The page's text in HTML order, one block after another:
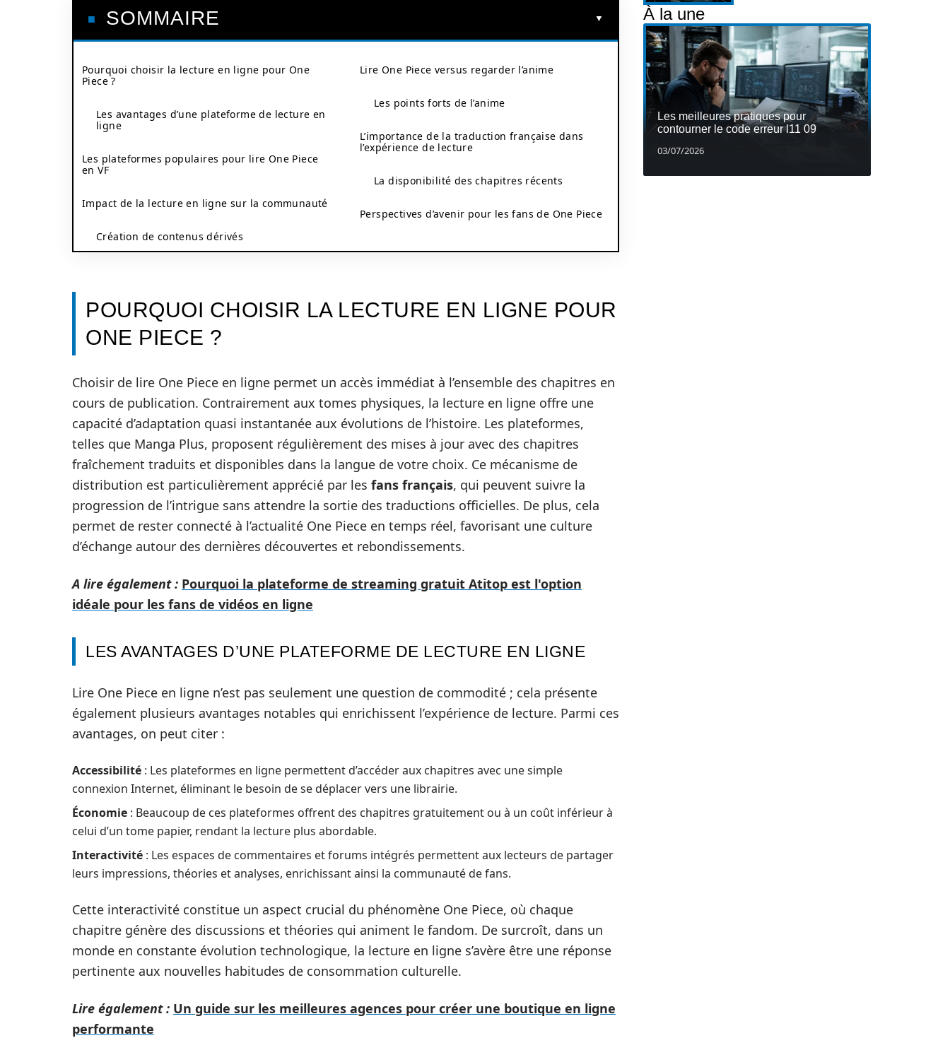
SOMMAIRE
Pourquoi choisir la lecture en ligne pour One
Piece ?
Les avantages d’une plateforme de lecture en
ligne
Les plateformes populaires pour lire One Piece
en VF
Impact de la lecture en ligne sur la communauté
Création de contenus dérivés
Lire One Piece versus regarder l’anime
Les points forts de l’anime
L’importance de la traduction française dans
l’expérience de lecture
La disponibilité des chapitres récents
Perspectives d’avenir pour les fans de One Piece
POURQUOI CHOISIR LA LECTURE EN LIGNE POUR
ONE PIECE ?
Choisir de lire One Piece en ligne permet un accès immédiat à l’ensemble des chapitres en
cours de publication. Contrairement aux tomes physiques, la lecture en ligne offre une
capacité d’adaptation quasi instantanée aux évolutions de l’histoire. Les plateformes,
telles que Manga Plus, proposent régulièrement des mises à jour avec des chapitres
fraîchement traduits et disponibles dans la langue de votre choix. Ce mécanisme de
distribution est particulièrement apprécié par les fans français, qui peuvent suivre la
progression de l’intrigue sans attendre la sortie des traductions officielles. De plus, cela
permet de rester connecté à l’actualité One Piece en temps réel, favorisant une culture
d’échange autour des dernières découvertes et rebondissements.
A lire également : Pourquoi la plateforme de streaming gratuit Atitop est l'option
idéale pour les fans de vidéos en ligne
LES AVANTAGES D’UNE PLATEFORME DE LECTURE EN LIGNE
Lire One Piece en ligne n’est pas seulement une question de commodité ; cela présente
également plusieurs avantages notables qui enrichissent l’expérience de lecture. Parmi ces
avantages, on peut citer :
Accessibilité : Les plateformes en ligne permettent d’accéder aux chapitres avec une simple
connexion Internet, éliminant le besoin de se déplacer vers une librairie.
Économie : Beaucoup de ces plateformes offrent des chapitres gratuitement ou à un coût inférieur à
celui d’un tome papier, rendant la lecture plus abordable.
Interactivité : Les espaces de commentaires et forums intégrés permettent aux lecteurs de partager
leurs impressions, théories et analyses, enrichissant ainsi la communauté de fans.
Cette interactivité constitue un aspect crucial du phénomène One Piece, où chaque
chapitre génère des discussions et théories qui animent le fandom. De surcroît, dans un
monde en constante évolution technologique, la lecture en ligne s’avère être une réponse
pertinente aux nouvelles habitudes de consommation culturelle.
Lire également : Un guide sur les meilleures agences pour créer une boutique en ligne
performante
À la une
Les meilleures pratiques pour
contourner le code erreur l11 09
03/07/2026